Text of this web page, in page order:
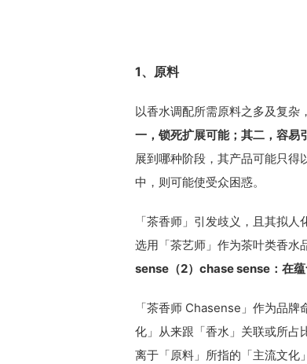
1、原料
以香水调配所需原料之多及复杂
一，锁死扩展可能；其二，容易
展到哪种阶段，其产品可能只得
中，则可能使受众困惑。
「茶香师」引发歧义，且其拟
选用「茶艺师」作为茶叶类香水
sense（2）chase sense：在蕴
「茶香师 Chasense」作为品
化」从来跟「香水」关联或所占
离于「原料」所指的「主流文